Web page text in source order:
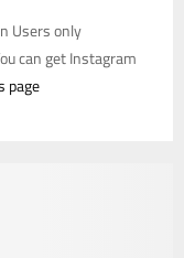
Users only:
can get Instagram
page